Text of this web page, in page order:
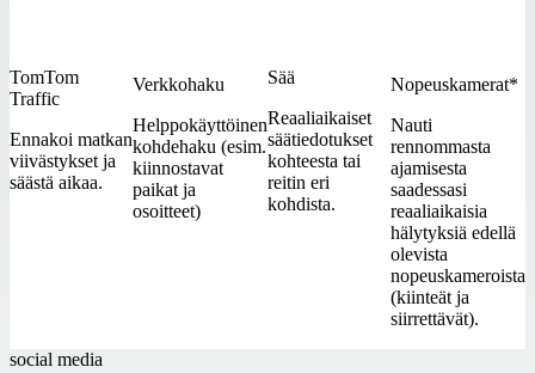
TomTom
Traffic
Ennakoi matkan
viivästykset ja
säästä aikaa.
Verkkohaku
Helppokäyttöinen
kohdehaku (esim.
kiinnostavat
paikat ja
osoitteet)
Sää
Reaaliaikaiset
säätiedotukset
kohteesta tai
reitin eri
kohdista.
Nopeuskamerat*
Nauti
rennommasta
ajamisesta
saadessasi
reaaliaikaisia
hälytyksiä edellä
olevista
nopeuskameroista
(kiinteät ja
siirrettävät).
social media